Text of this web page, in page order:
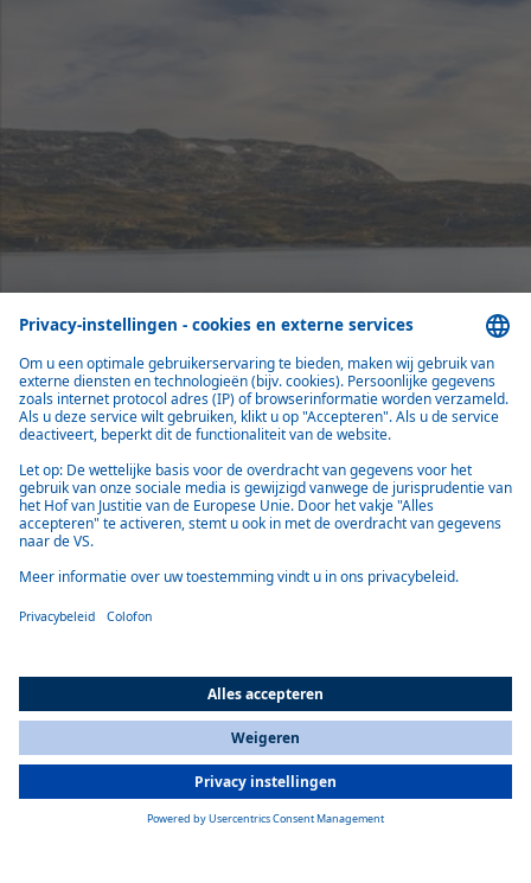
Luchtverwarmers
You are currently on our website forNetherlands
information, please visit our website forAmerica.
All Countries